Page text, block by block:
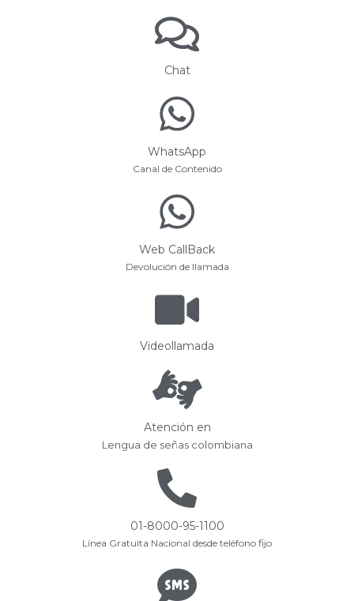
Chat
WhatsApp
Canal de Contenido
Web CallBack
Devolución de llamada
Videollamada
Atención en
Lengua de señas colombiana
01-8000-95-1100
Línea Gratuita Nacional desde teléfono fijo